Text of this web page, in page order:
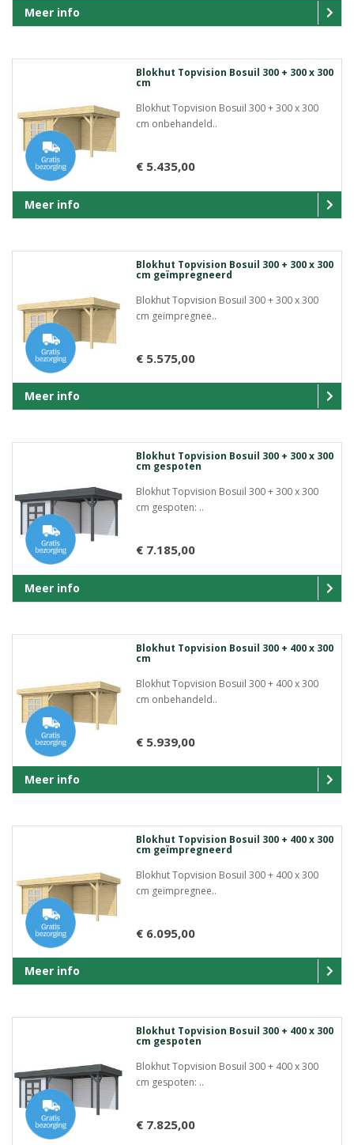
Meer info
Blokhut Topvision Bosuil 300 + 300 x 300
cm
Blokhut Topvision Bosuil 300 + 300 x 300
cm onbehandeld..
€ 5.435,00
Meer info
Blokhut Topvision Bosuil 300 + 300 x 300
cm geïmpregneerd
Blokhut Topvision Bosuil 300 + 300 x 300
cm geïmpregnee..
€ 5.575,00
Meer info
Blokhut Topvision Bosuil 300 + 300 x 300
cm gespoten
Blokhut Topvision Bosuil 300 + 300 x 300
cm gespoten: ..
€ 7.185,00
Meer info
Blokhut Topvision Bosuil 300 + 400 x 300
cm
Blokhut Topvision Bosuil 300 + 400 x 300
cm onbehandeld..
€ 5.939,00
Meer info
Blokhut Topvision Bosuil 300 + 400 x 300
cm geïmpregneerd
Blokhut Topvision Bosuil 300 + 400 x 300
cm geïmpregnee..
€ 6.095,00
Meer info
Blokhut Topvision Bosuil 300 + 400 x 300
cm gespoten
Blokhut Topvision Bosuil 300 + 400 x 300
cm gespoten: ..
€ 7.825,00